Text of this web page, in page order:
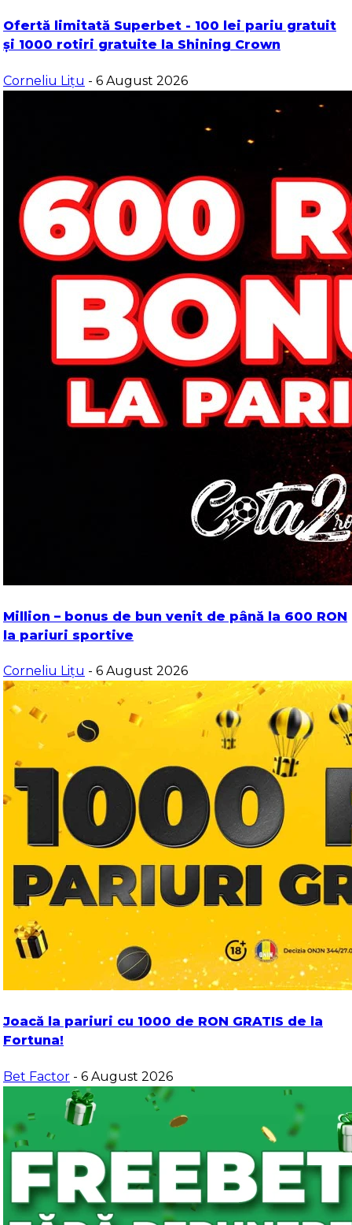
Ofertă limitată Superbet - 100 lei pariu gratuit
și 1000 rotiri gratuite la Shining Crown
Corneliu Lițu - 6 August 2026
Million – bonus de bun venit de până la 600 RON
la pariuri sportive
Corneliu Lițu - 6 August 2026
Joacă la pariuri cu 1000 de RON GRATIS de la
Fortuna!
Bet Factor - 6 August 2026